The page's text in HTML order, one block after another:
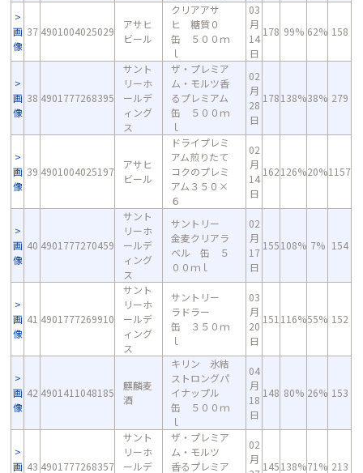
画
像
37 4901004025029
アサヒ
ビール
クリアアサ
ヒ 糖質０
缶 ５００ｍ
ｌ
03
月
14
日
178 99% 62% 158
画
像
38 4901777268395
サント
リーホ
ールデ
ィング
ス
ザ・プレミア
ム・モルツ香
るプレミアム
缶 ５００ｍ
ｌ
02
月
28
日
178138%38% 279
画
像
39 4901004025197
アサヒ
ビール
ドライプレミ
アム煎りたて
コクのプレミ
アム３５０×
６
02
月
14
日
162126%20%1157
画
像
40 4901777270459
サント
リーホ
ールデ
ィング
ス
サントリー
金麦クリアラ
ベル 缶 ５
００ｍｌ
02
月
17
日
155108% 7% 154
画
像
41 4901777269910
サント
リーホ
ールデ
ィング
ス
サントリー
ラドラー
缶 ３５０ｍ
ｌ
03
月
20
日
151 116%55% 152
画
像
42 4901411048185
麒麟麦
酒
キリン 氷結
ストロングパ
イナップル
缶 ５００ｍ
ｌ
04
月
18
日
148 80% 26% 153
画 43 4901777268357
サント
リーホ
ールデ
ザ・プレミア
ム・モルツ
香るプレミア
02
月
145138%71% 213